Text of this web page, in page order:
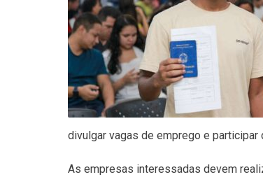
divulgar vagas de emprego e
As empresas interessadas devem